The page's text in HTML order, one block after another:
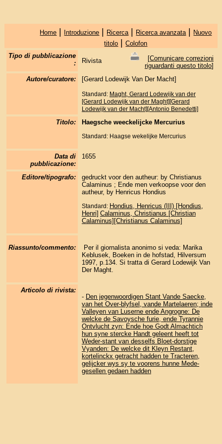
Home | Introduzione | Ricerca | Ricerca avanzata | Nuovo
titolo |Colofon
Tipo di pubblicazione
:
Rivista [Comunicare correzioni
riguardanti questo titolo]
Autore/curatore:
[Gerard Lodewijk Van Der Macht]
Standard: Maght, Gerard Lodewijk van der
[Gerard Lodewijk van der Maght][Gerard
Lodewijk van der Macht][Antonio Benedetti]
Titolo: Haegsche weeckelijcke Mercurius
Standard: Haagse wekelijke Mercurius
Data di
pubblicazione:
1655
Editore/tipografo:
gedruckt voor den autheur: by Christianus
Calaminus ; Ende men verkoopse voor den
autheur, by Henricus Hondius
Standard: Hondius, Henricus (III) [Hondius,
Henri] Calaminus, Christianus [Christian
Calaminus][Christianus Calaminus]
Riassunto/commento:
Per il giornalista anonimo si veda: Marika
Keblusek, Boeken in de hofstad, Hilversum
1997, p.134. Si tratta di Gerard Lodewijk Van
Der Maght.
Articolo di rivista:
- Den jegenwoordigen Stant Vande Saecke,
van het Over-blyfsel, vande Martelaeren; inde
Valleyen van Luserne ende Angrogne: De
welcke de Savoysche furie, ende Tyrannie
Ontvlucht zyn: Ende hoe Godt Almachtich
hun syne stercke Handt geleent heeft tot
Weder-stant van desselfs Bloet-dorstige
Vyanden: De welcke dit Kleyn Restant,
kortelinckx getracht hadden te Tracteren,
gelijcker wys sy te voorens hunne Mede-
gesellen gedaen hadden